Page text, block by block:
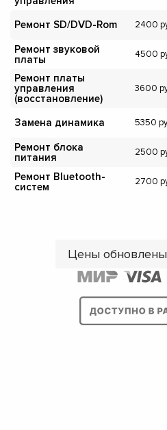
Ремонт SD/DVD-Rom 2400
Ремонт звуковой
платы
4500
Ремонт платы
управления
(восстановление)
3600
Замена динамика 5350
Ремонт блока
питания
2500
Ремонт Bluetooth-
систем
2700
Цены обновлены